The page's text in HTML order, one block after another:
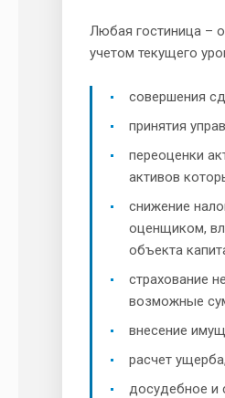
Любая гостиница –
учетом текущего
совершения
принятия
переоценки
активов
снижение
оценщиком,
объекта
страхование
возможные
внесение
расчет
досудебное и